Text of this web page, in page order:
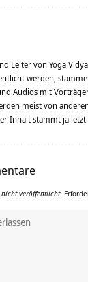
Leiter von Yoga
werden,
Audios mit
meist von
Inhalt stammt ja
nicht veröffentlicht.